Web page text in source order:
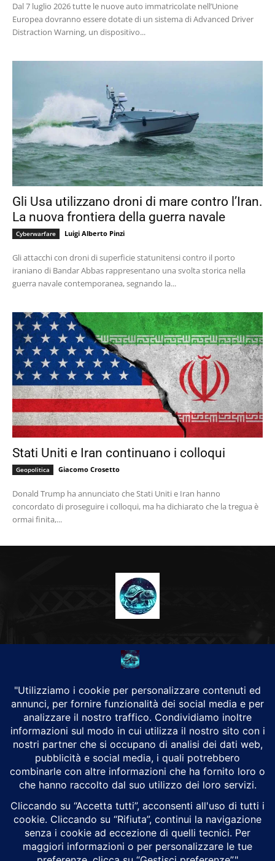
Dal 7 luglio 2026 tutte le nuove auto immatricolate nell’Unione
Europea dovranno essere dotate di un sistema di Advanced Driver
Distraction Warning, un dispositivo...
Gli Usa utilizzano droni di mare contro l’Iran.
La nuova frontiera della guerra navale
Cyberwarfare Luigi Alberto Pinzi
Gli attacchi con droni di superficie statunitensi contro il porto
iraniano di Bandar Abbas rappresentano una svolta storica nella
guerra navale contemporanea, segnando la...
Stati Uniti e Iran continuano i colloqui
Geopolitica Giacomo Crosetto
Donald Trump ha annunciato che Stati Uniti e Iran hanno
concordato di proseguire i colloqui, ma ha dichiarato che la tregua è
ormai finita,...
CHI SIAMO
Alground Geopolitica e Cyberwarfare.
Da una idea di Brunilde Trizio
Alground fa parte del Gruppo Trizio
SEGUICI